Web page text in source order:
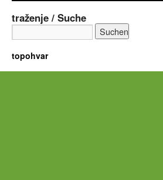
traženje / Suche
topohvar